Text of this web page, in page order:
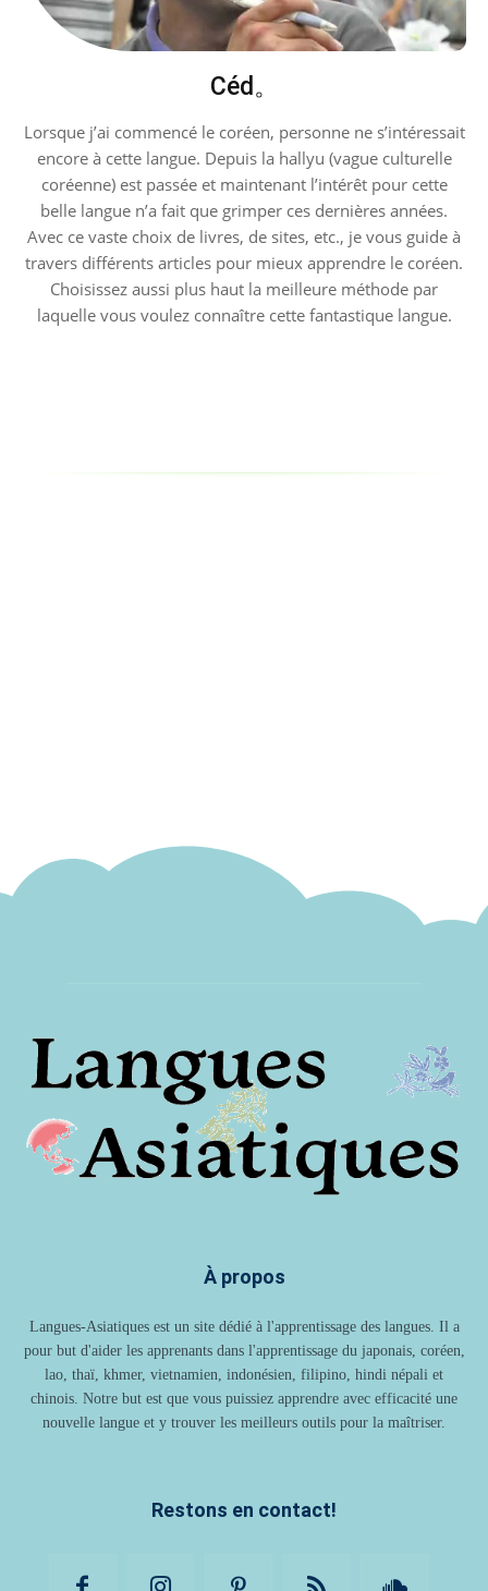
Céd。
Lorsque j’ai commencé le coréen, personne ne s’intéressait
encore à cette langue. Depuis la hallyu (vague culturelle
coréenne) est passée et maintenant l’intérêt pour cette
belle langue n’a fait que grimper ces dernières années.
Avec ce vaste choix de livres, de sites, etc., je vous guide à
travers différents articles pour mieux apprendre le coréen.
Choisissez aussi plus haut la meilleure méthode par
laquelle vous voulez connaître cette fantastique langue.
À propos
Langues-Asiatiques est un site dédié à l'apprentissage des langues. Il a
pour but d'aider les apprenants dans l'apprentissage du japonais, coréen,
lao, thaï, khmer, vietnamien, indonésien, filipino, hindi népali et
chinois. Notre but est que vous puissiez apprendre avec efficacité une
nouvelle langue et y trouver les meilleurs outils pour la maîtriser.
Restons en contact!